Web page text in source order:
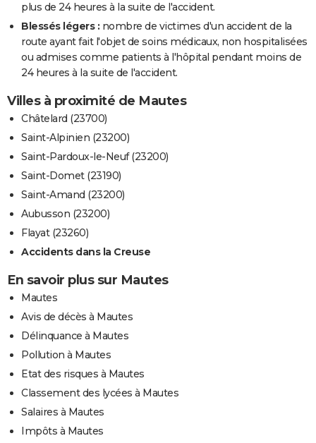
plus de 24 heures à la suite de l'accident.
Blessés légers : nombre de victimes d'un accident de la
route ayant fait l'objet de soins médicaux, non hospitalisées
ou admises comme patients à l'hôpital pendant moins de
24 heures à la suite de l'accident.
Villes à proximité de Mautes
Châtelard (23700)
Saint-Alpinien (23200)
Saint-Pardoux-le-Neuf (23200)
Saint-Domet (23190)
Saint-Amand (23200)
Aubusson (23200)
Flayat (23260)
Accidents dans la Creuse
En savoir plus sur Mautes
Mautes
Avis de décès à Mautes
Délinquance à Mautes
Pollution à Mautes
Etat des risques à Mautes
Classement des lycées à Mautes
Salaires à Mautes
Impôts à Mautes